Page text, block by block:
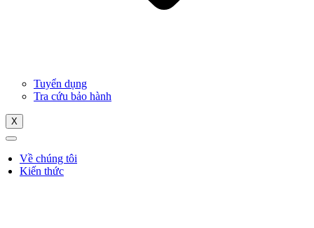
Tuyển dụng
Tra cứu bảo hành
X
Về chúng tôi
Kiến thức